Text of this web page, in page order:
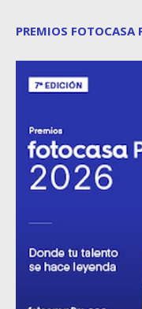
PREMIOS FOTOCASA